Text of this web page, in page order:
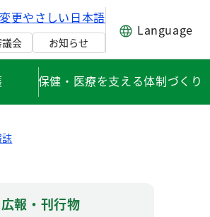
更やさしい日本語
会 お知らせ
Language
保健・医療を支える体制づくり
in Tokyo
広報・刊行物